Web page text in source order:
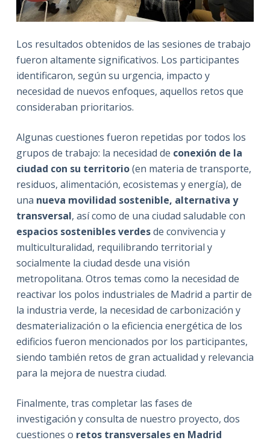
Los resultados obtenidos de las sesiones de trabajo
fueron altamente significativos. Los participantes
identificaron, según su urgencia, impacto y
necesidad de nuevos enfoques, aquellos retos que
consideraban prioritarios.
Algunas cuestiones fueron repetidas por todos los
grupos de trabajo: la necesidad de conexión de la
ciudad con su territorio(en materia de transporte,
residuos, alimentación, ecosistemas y energía), de
una nueva movilidad sostenible, alternativa y
transversal, así como de una ciudad saludable con
espacios sostenibles verdesde convivencia y
multiculturalidad, requilibrando territorial y
socialmente la ciudad desde una visión
metropolitana. Otros temas como la necesidad de
reactivar los polos industriales de Madrid a partir de
la industria verde, la necesidad de carbonización y
desmaterialización o la eficiencia energética de los
edificios fueron mencionados por los participantes,
siendo también retos de gran actualidad y relevancia
para la mejora de nuestra ciudad.
Finalmente, tras completar las fases de
investigación y consulta de nuestro proyecto, dos
cuestiones o retos transversales en Madrid